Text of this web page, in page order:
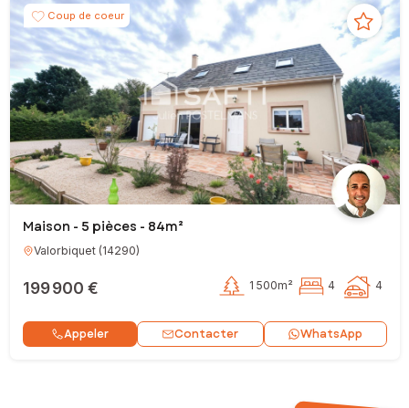
Coup de coeur
Maison - 5 pièces - 84m²
Valorbiquet(14290)
199 900 € 1 500m² 4 4
Appeler Contacter WhatsApp